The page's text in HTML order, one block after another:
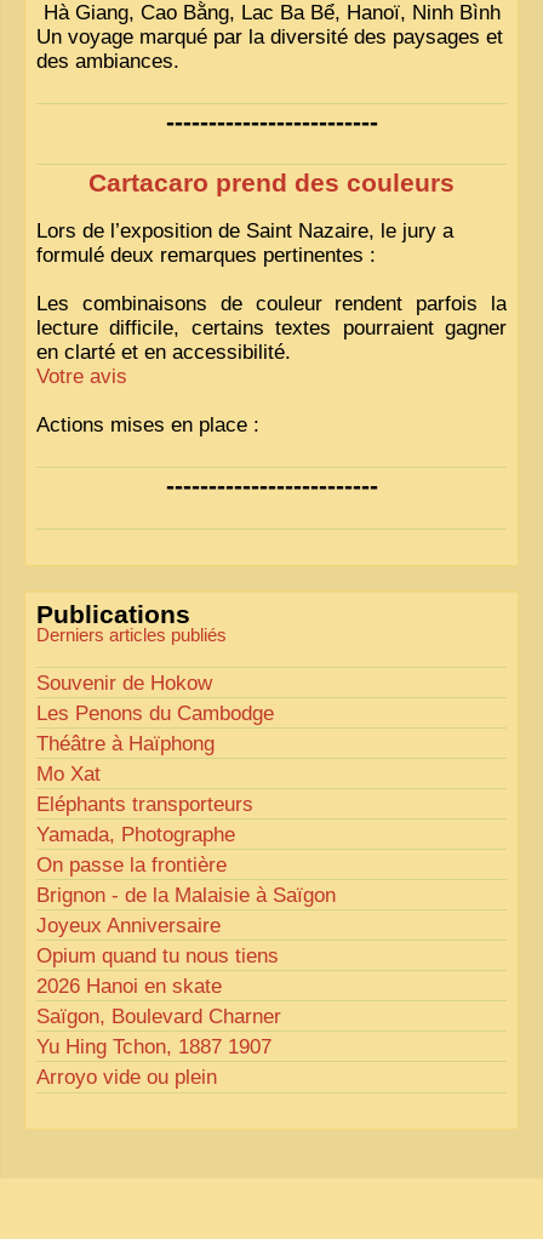
Hà Giang, Cao Bằng, Lac Ba Bể, Hanoï, Ninh Bình
Un voyage marqué par la diversité des paysages et
des ambiances.
-------------------------
Cartacaro prend des couleurs
Lors de l’exposition de Saint Nazaire, le jury a
formulé deux remarques pertinentes :
Les combinaisons de couleur rendent parfois la
lecture difficile, certains textes pourraient gagner
en clarté et en accessibilité.
Votre avis
Actions mises en place :
Nous avons déjà ajusté les couleurs pour améliorer
« Comme tout bon collectionneur le sait, la
perfection est un idéal… mais nous y travaillons
-------------------------
Publications
Derniers articles publiés
Souvenir de Hokow
Les Penons du Cambodge
Théâtre à Haïphong
Mo Xat
Eléphants transporteurs
Yamada, Photographe
On passe la frontière
Brignon - de la Malaisie à Saïgon
Joyeux Anniversaire
Opium quand tu nous tiens
2026 Hanoi en skate
Saïgon, Boulevard Charner
Yu Hing Tchon, 1887 1907
Arroyo vide ou plein